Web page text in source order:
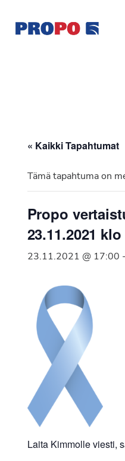
pääsisältöön
alatunnisteeseen
Ry
vuonna
Suomen
jäsenjärjestö.
« Kaikki Tapahtumat
Tämä tapahtuma on
Propo
23.11.2021
23.11.2021 @ 17:00 -
Laita Kimmolle viesti,